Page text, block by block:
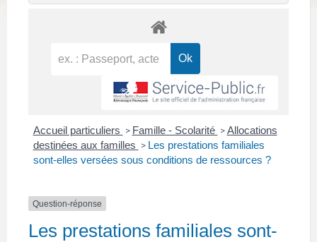
Accueil particuliers > Famille - Scolarité > Allocations
destinées aux familles > Les prestations familiales
sont-elles versées sous conditions de ressources ?
Question-réponse
Les prestations familiales sont-